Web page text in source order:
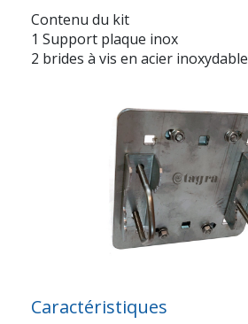
Contenu du kit
1 Support plaque inox
2 brides à vis en acier inoxydable
Caractéristiques